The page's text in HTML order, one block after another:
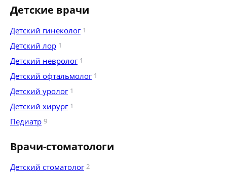
Детские врачи
Детский гинеколог 1
Детский лор 1
Детский невролог 1
Детский офтальмолог 1
Детский уролог 1
Детский хирург 1
Педиатр 9
Врачи-стоматологи
Детский стоматолог 2